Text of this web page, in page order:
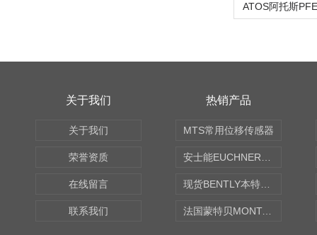
关于我们
关于我们
荣誉资质
在线留言
联系我们
热销产品
MTS常用位移传感器
法国蒙特贝MONTABERT打壳机凿岩机Z92